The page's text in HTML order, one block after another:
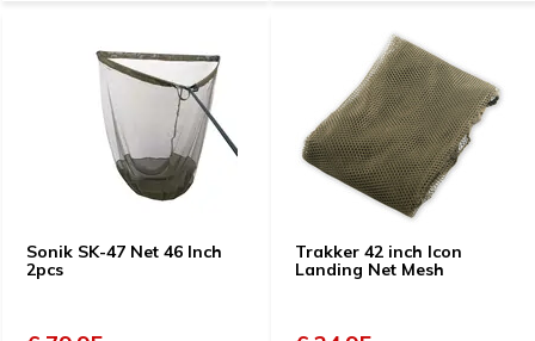
Sonik SK-47 Net 46 Inch
2pcs
Trakker 42 inch Icon
Landing Net Mesh